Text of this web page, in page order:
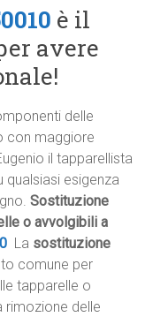
è il
avere
delle
con maggiore
il tapparellista
qualsiasi esigenza
Sostituzione
o avvolgibili a
La sostituzione
comune per
tapparelle o
rimozione delle